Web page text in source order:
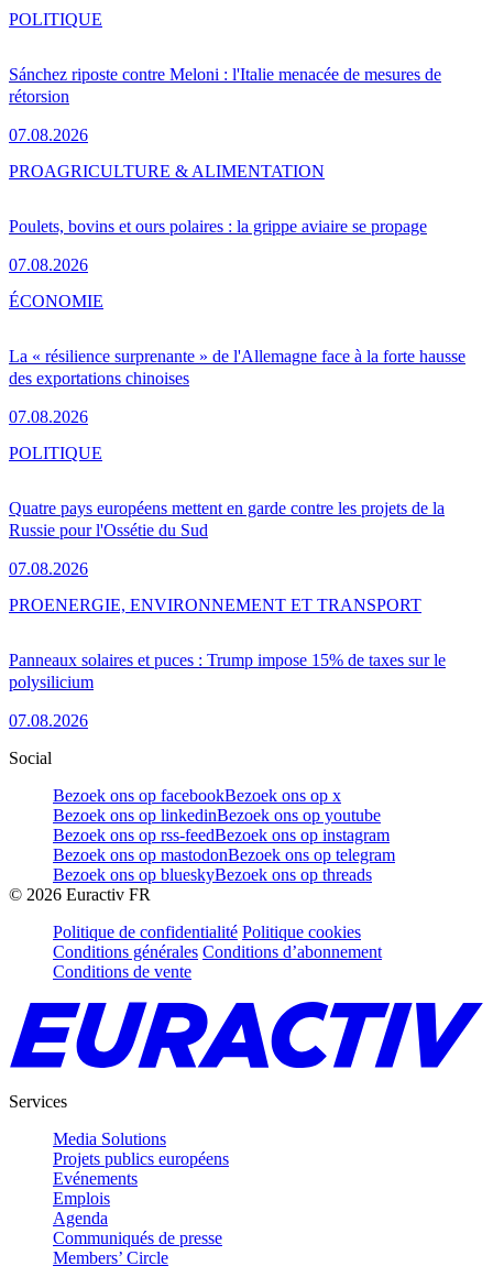
Sánchez riposte contre Meloni : l'Italie menacée de mesures de
rétorsion
07.08.2026
POLITIQUE
Poulets, bovins et ours polaires : la grippe aviaire se propage
07.08.2026
PROAGRICULTURE & ALIMENTATION
La « résilience surprenante » de l'Allemagne face à la forte hausse
des exportations chinoises
07.08.2026
ÉCONOMIE
Quatre pays européens mettent en garde contre les projets de la
Russie pour l'Ossétie du Sud
07.08.2026
POLITIQUE
Panneaux solaires et puces : Trump impose 15% de taxes sur le
polysilicium
07.08.2026
PROENERGIE, ENVIRONNEMENT ET TRANSPORT
Social
Bezoek ons op facebookBezoek ons op x
Bezoek ons op linkedinBezoek ons op youtube
Bezoek ons op rss-feedBezoek ons op instagram
Bezoek ons op mastodonBezoek ons op telegram
Bezoek ons op blueskyBezoek ons op threads
© 2026 Euractiv FR
Politique de confidentialité Politique cookies
Conditions générales Conditions d’abonnement
Conditions de vente
Services
Media Solutions
Projets publics européens
Evénements
Emplois
Agenda
Communiqués de presse
Members’ Circle